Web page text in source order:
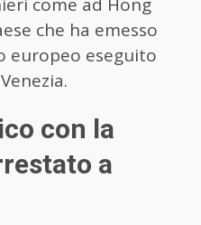
che ha emesso
europeo eseguito
con la
a